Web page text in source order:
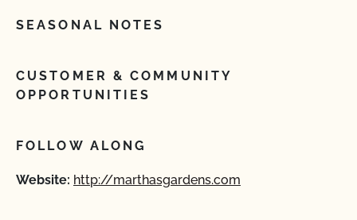
SEASONAL NOTES
CUSTOMER & COMMUNITY
OPPORTUNITIES
FOLLOW ALONG
Website: http://marthasgardens.com